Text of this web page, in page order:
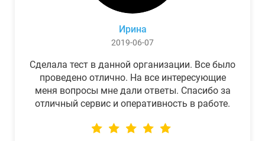
Ирина
2019-06-07
Сделала тест в данной организации. Все было
проведено отлично. На все интересующие
меня вопросы мне дали ответы. Спасибо за
отличный сервис и оперативность в работе.